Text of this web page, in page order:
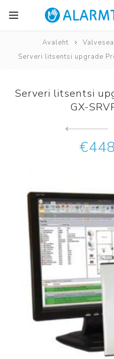
Avaleht
Serveri litsentsi upgrade
Serveri litsentsi
GX-